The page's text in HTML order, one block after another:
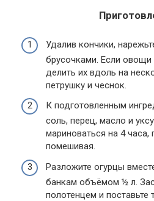
Удалив кончики,
брусочками. Если
делить их вдоль на
петрушку и чеснок.
К подготовленным
соль, перец, масло и
мариноваться на 4 часа,
помешивая.
Разложите огурцы
банкам объёмом ½ л.
полотенцем и поставьте